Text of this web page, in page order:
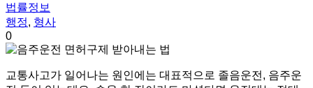
법률정보
행정, 형사
0
교통사고가 일어나는 원인에는 대표적으로 졸음운전, 음주운